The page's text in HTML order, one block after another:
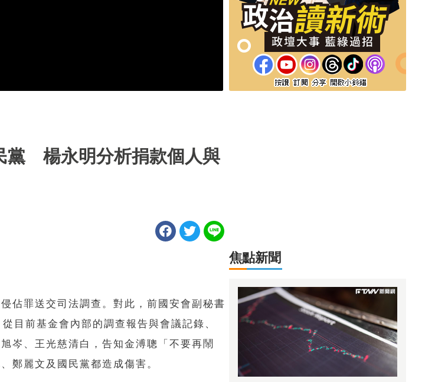
黨 楊永明分析捐款個人與
佔罪送交司法調查。對此，前國安會副秘書
目前基金會內部的調查報告與會議記錄、
岑、王光慈清白，告知金溥聰「不要再鬧
鄭麗文及國民黨都造成傷害。
焦點新聞